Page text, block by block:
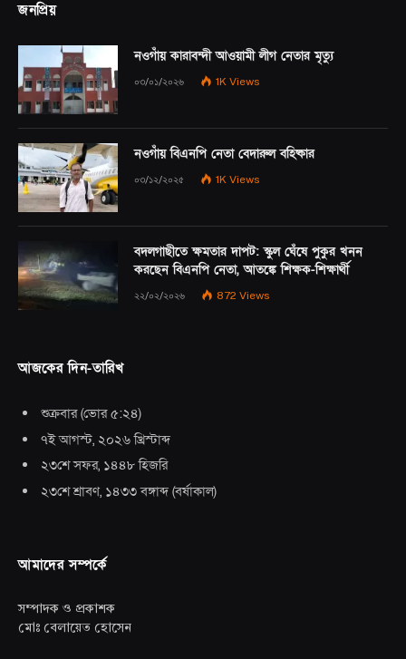
জনপ্রিয়
নওগাঁয় কারাবন্দী আওয়ামী লীগ নেতার মৃত্যু
০৩/০১/২০২৬ 1K Views
নওগাঁয় বিএনপি নেতা বেদারুল বহিষ্কার
০৩/১২/২০২৫ 1K Views
বদলগাছীতে ক্ষমতার দাপট: স্কুল ঘেঁষে পুকুর খনন
করছেন বিএনপি নেতা, আতঙ্কে শিক্ষক-শিক্ষার্থী
২২/০২/২০২৬ 872 Views
আজকের দিন-তারিখ
শুক্রবার(ভোর ৫:২৪)
৭ই আগস্ট, ২০২৬ খ্রিস্টাব্দ
২৩শে সফর, ১৪৪৮ হিজরি
২৩শে শ্রাবণ, ১৪৩৩ বঙ্গাব্দ (বর্ষাকাল)
আমাদের সম্পর্কে
সম্পাদক ও প্রকাশক
মোঃ বেলায়েত হোসেন